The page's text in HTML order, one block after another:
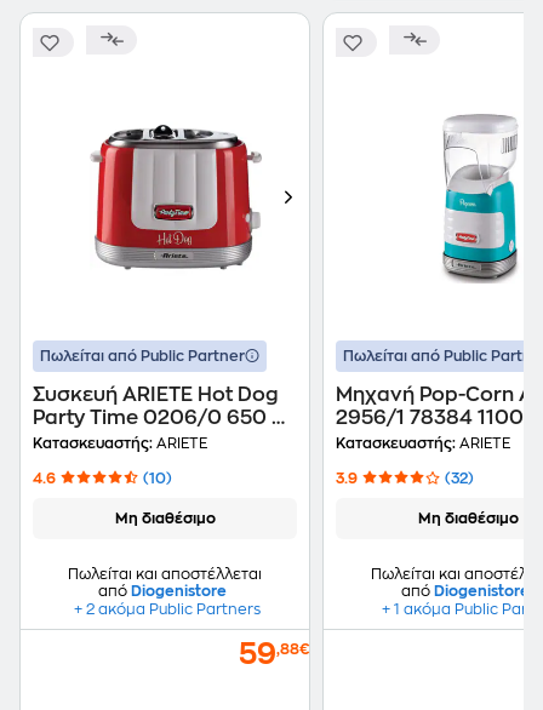
Πωλείται από Public Partner
Συσκευή ARIETE Hot Dog
Party Time 0206/0 650 W
Κόκκινο
Κατασκευαστής: ARIETE
4.6 (10)
Μη διαθέσιμο
Πωλείται και αποστέλλεται
από Diogenistore
+ 2 ακόμα Public Partners
59,88€
Πωλείται από Public
Μηχανή Pop-Corn
2956/1 78384 1100
Μπλε
Κατασκευαστής: ARIETE
3.9 (32)
Μη διαθέσιμο
Πωλείται και
από Diogenistore
+ 1 ακόμα Public